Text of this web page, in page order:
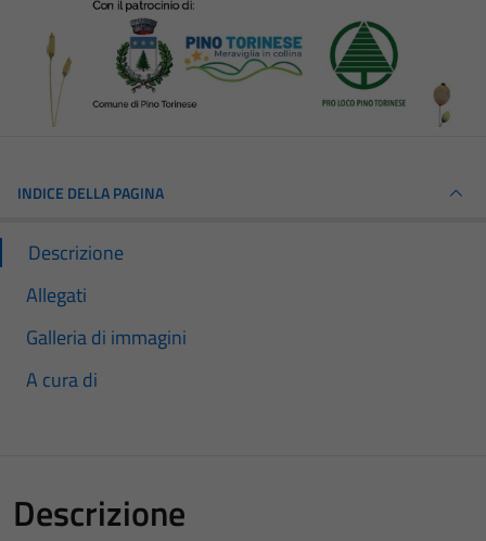
INDICE DELLA PAGINA
Descrizione
Allegati
Galleria di immagini
A cura di
Descrizione